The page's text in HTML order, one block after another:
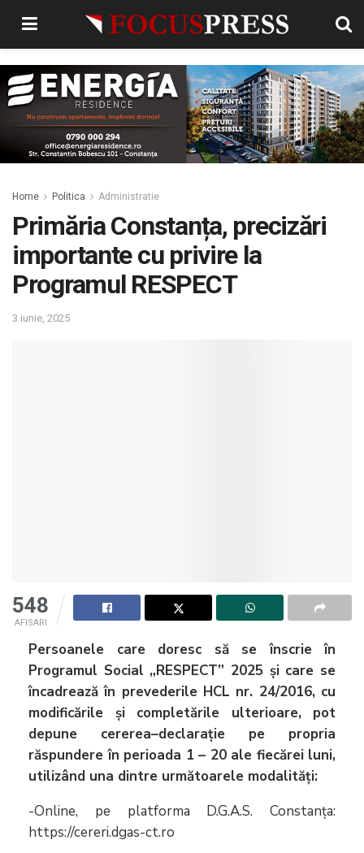
Home Politica Administratie
Primăria Constanța, precizări
importante cu privire la
Programul RESPECT
3 iunie, 2025
548
AFISARI
Persoanele care doresc să se înscrie în
Programul Social „RESPECT” 2025 și care se
încadrează în prevederile HCL nr. 24/2016, cu
modificările și completările ulterioare, pot
depune cererea–declarație pe propria
răspundere în perioada 1 – 20 ale fiecărei luni,
utilizând una dintre următoarele modalități:
-Online, pe platforma D.G.A.S. Constanța:
https://cereri.dgas-ct.ro